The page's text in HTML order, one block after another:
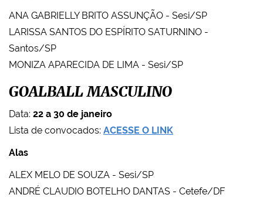
ANA GABRIELLY BRITO ASSUNÇÃO - Sesi/SP
LARISSA SANTOS DO ESPÍRITO SATURNINO -
Santos/SP
MONIZA APARECIDA DE LIMA - Sesi/SP
GOALBALL MASCULINO
Data: 22 a 30 de janeiro
Lista de convocados: ACESSE O LINK
Alas
ALEX MELO DE SOUZA - Sesi/SP
ANDRÉ CLAUDIO BOTELHO DANTAS - Cetefe/DF